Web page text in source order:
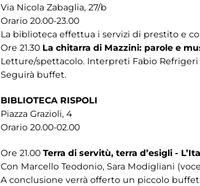
Via Nicola Zabaglia, 27/b
Orario 20.00-23.00
La biblioteca effettua i servizi di prestito e
Ore 21.30 La chitarra di Mazzini: parole e
Letture/spettacolo. Interpreti Fabio Refrigeri
Seguirà buffet.
BIBLIOTECA RISPOLI
Piazza Grazioli, 4
Orario 20.00-02.00
Ore 21.00 Terra di servitù, terra d’esigli -
Con Marcello Teodonio, Sara Modigliani
A conclusione verrà offerto un piccolo